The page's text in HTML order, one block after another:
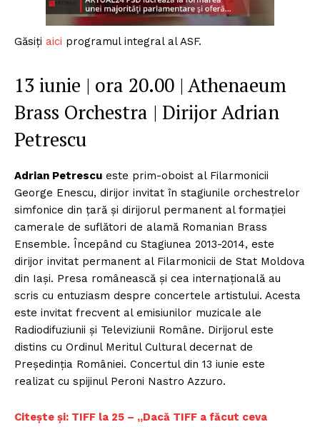
Găsiți aici programul integral al ASF.
13 iunie | ora 20.00 | Athenaeum
Brass Orchestra | Dirijor Adrian
Petrescu
Adrian Petrescu este prim-oboist al Filarmonicii
George Enescu, dirijor invitat în stagiunile orchestrelor
simfonice din ţară şi dirijorul permanent al formaţiei
camerale de suflători de alamă Romanian Brass
Ensemble. Începând cu Stagiunea 2013-2014, este
dirijor invitat permanent al Filarmonicii de Stat Moldova
din Iaşi. Presa românească şi cea internaţională au
scris cu entuziasm despre concertele artistului. Acesta
este invitat frecvent al emisiunilor muzicale ale
Radiodifuziunii şi Televiziunii Române. Dirijorul este
distins cu Ordinul Meritul Cultural decernat de
Preşedinţia României. Concertul din 13 iunie este
realizat cu spijinul Peroni Nastro Azzuro.
Citește și: TIFF la 25 – „Dacă TIFF a făcut ceva